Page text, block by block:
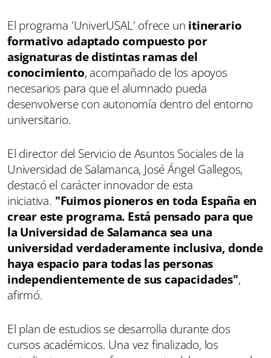
El programa 'UniverUSAL' ofrece un itinerario
formativo adaptado compuesto por
asignaturas de distintas ramas del
conocimiento, acompañado de los apoyos
necesarios para que el alumnado pueda
desenvolverse con autonomía dentro del entorno
universitario.
El director del Servicio de Asuntos Sociales de la
Universidad de Salamanca, José Ángel Gallegos,
destacó el carácter innovador de esta
iniciativa. "Fuimos pioneros en toda España en
crear este programa. Está pensado para que
la Universidad de Salamanca sea una
universidad verdaderamente inclusiva, donde
haya espacio para todas las personas
independientemente de sus capacidades",
afirmó.
El plan de estudios se desarrolla durante dos
cursos académicos. Una vez finalizado, los